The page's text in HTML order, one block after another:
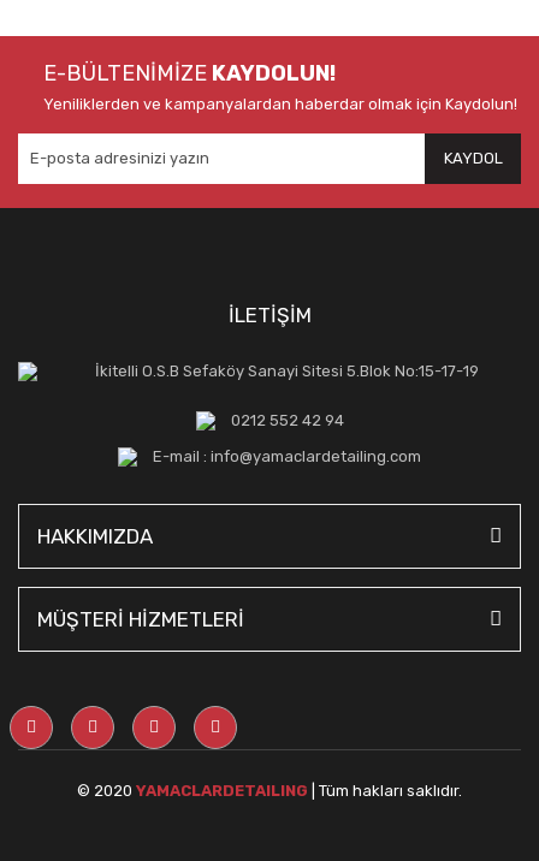
E-BÜLTENİMİZE KAYDOLUN!
Yeniliklerden ve kampanyalardan haberdar olmak için Kaydolun!
KAYDOL
İLETİŞİM
İkitelli O.S.B Sefaköy Sanayi Sitesi 5.Blok No:15-17-19
0212 552 42 94
E-mail : info@yamaclardetailing.com
HAKKIMIZDA
MÜŞTERİ HİZMETLERİ
© 2020 YAMACLARDETAILING | Tüm hakları saklıdır.